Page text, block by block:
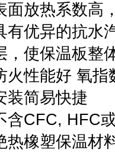
面放热系数高
有优异的抗水
，使保温板整
火性能好 氧指
装简易快捷
含CFC, HFC
热橡塑保温材